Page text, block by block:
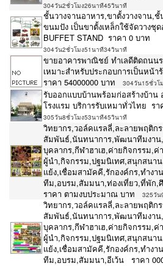
304วัน2ชั่วโมง26นาที45วินาที
ชั้นวางจานอาหาร,ขาตั้งวางจาน,
ขนมปัง เป็นขาตั้งเหล็กใช้จัดวางชุ
BUFFET STAND ราคา 0 บาท
304วัน2ชั่วโมง51นาที34วินาที
ขายอาคารพาณิชย์ ทำเลดีติดถนน
เหมาะสำหรับประกอบการเป็นหน้
ราคา 54000000 บาท
304วัน15ชั่วโ
รับออกแบบบ้านพร้อมก่อสร้างบ้าน
โรงแรม บริการรับเหมาทั่วไทย รา
305วัน8ชั่วโมง53นาที45วินาที
วิทยากร,วอล์คแรลลี่,ละลายพฤติก
สัมพันธ์,นันทนาการ,พัฒนาทีมงา
บุคลากร,กีฬาฮาเฮ,ค่ายกิจกรรม,ค่
ผู้นำ,กิจกรรม,ปฐมนิเทศ,สนุกสนา
แย้ง,เชื่อมสามัคคี,รักองค์กร,ทำงา
ทีม,อบรม,สัมมนา,ท่องเที่ยว,ที่พัก,
ราคา ตามงบประมาณ บาท
325วัน
วิทยากร,วอล์คแรลลี่,ละลายพฤติก
สัมพันธ์,นันทนาการ,พัฒนาทีมงา
บุคลากร,กีฬาฮาเฮ,ค่ายกิจกรรม,ค่
ผู้นำ,กิจกรรม,ปฐมนิเทศ,สนุกสนา
แย้ง,เชื่อมสามัคคี,รักองค์กร,ทำงา
ทีม,อบรม,สัมมนา,อีเว้น ราคา